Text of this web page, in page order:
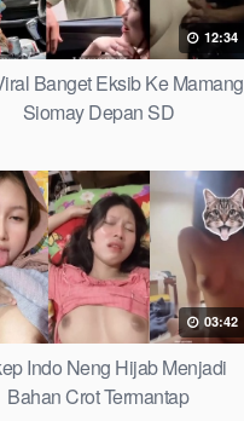
12:34
Banget Eksib Ke Mamang
Siomay Depan SD
03:42
Indo Neng Hijab Menjadi
Bahan Crot Termantap